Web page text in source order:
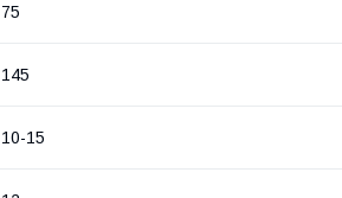
75
145
10-15